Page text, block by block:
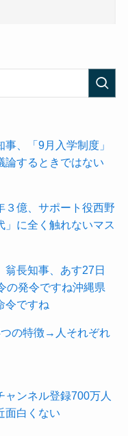
、「9月入学制度」
するときではない
３億、サポート役西野
に全く触れないマス
長知事、あす27日
の発令ですね沖縄県
令ですね
の特徴→人それぞれ
ャンネル登録700万人
面白くない